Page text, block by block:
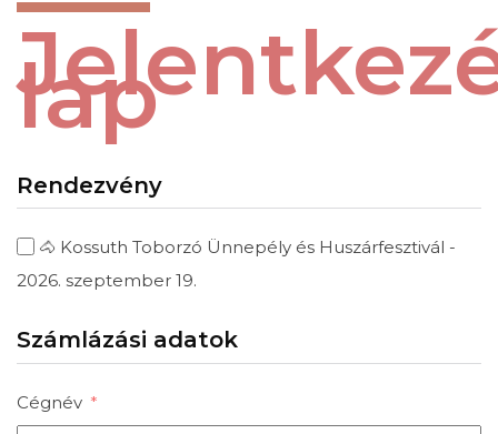
lap
Rendezvény
🐴 Kossuth Toborzó Ünnepély és Huszárfesztivál -
2026. szeptember 19.
Számlázási adatok
Cégnév